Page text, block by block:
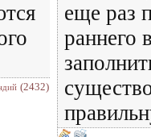
(2432)
еще раз
раннего